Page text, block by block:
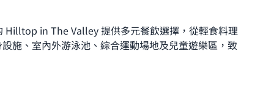
in The Valley 提供多元餐飲選擇，從輕食料理
施、室內外游泳池、綜合運動場地及兒童遊樂區，致